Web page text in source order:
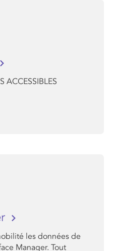
ACCESSIBLES
les données de
Manager. Tout